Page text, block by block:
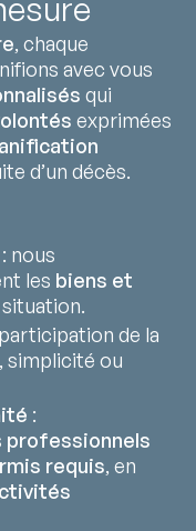
, chaque
avec vous
qui
exprimées
d’un décès.
: nous
les biens et
de la
simplicité ou
:
professionnels
requis, en